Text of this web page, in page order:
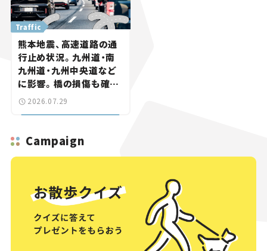
Traffic
熊本地震、高速道路の通
行止め状況。九州道・南
九州道・九州中央道など
に影響。橋の損傷も確認
【道路のニュース】
2026.07.29
Campaign